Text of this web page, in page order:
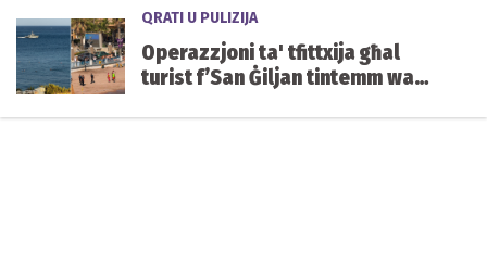
QRATI U PULIZIJA
Operazzjoni ta' tfittxija għal
turist f’San Ġiljan tintemm wara